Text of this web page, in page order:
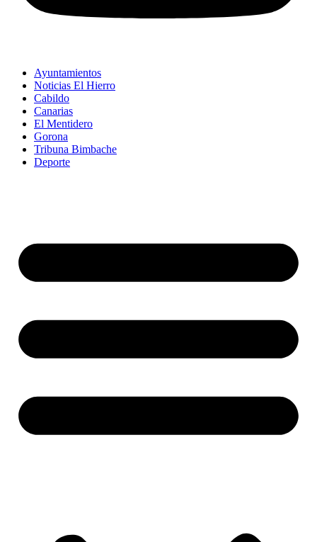
Ayuntamientos
Noticias El Hierro
Cabildo
Canarias
El Mentidero
Gorona
Tribuna Bimbache
Deporte